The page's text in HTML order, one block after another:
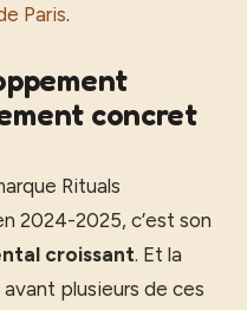
Paris.
concret
Rituals
2024-2025, c’est son
croissant. Et la
plusieurs de ces